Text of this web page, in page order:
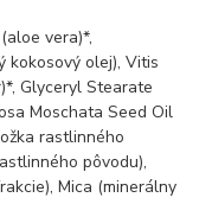
vera)*,
kokosový olej), Vitis
Glyceryl Stearate
Moschata Seed Oil
rastlinného
pôvodu),
Mica (minerálny